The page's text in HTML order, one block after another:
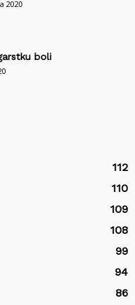
2020
boli
112
110
109
108
99
94
86